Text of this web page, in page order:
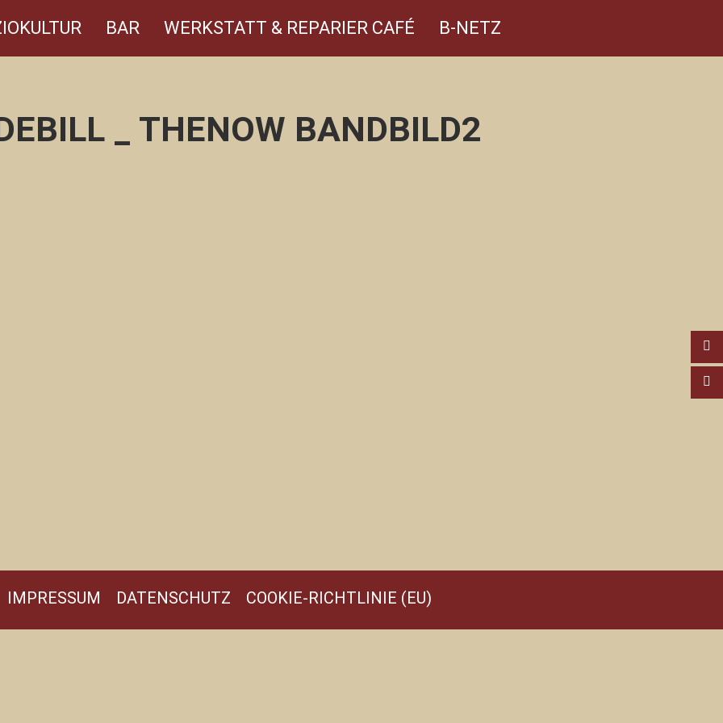
BAR WERKSTATT & REPARIER CAFÉ B-NETZ
_ THENOW BANDBILD2
IMPRESSUM DATENSCHUTZ COOKIE-RICHTLINIE (EU)